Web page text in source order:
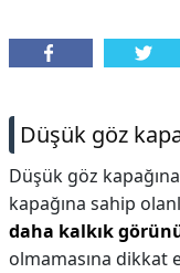
Düşük göz
Düşük göz kapağına
kapağına sahip
daha kalkık
olmamasına dikkat